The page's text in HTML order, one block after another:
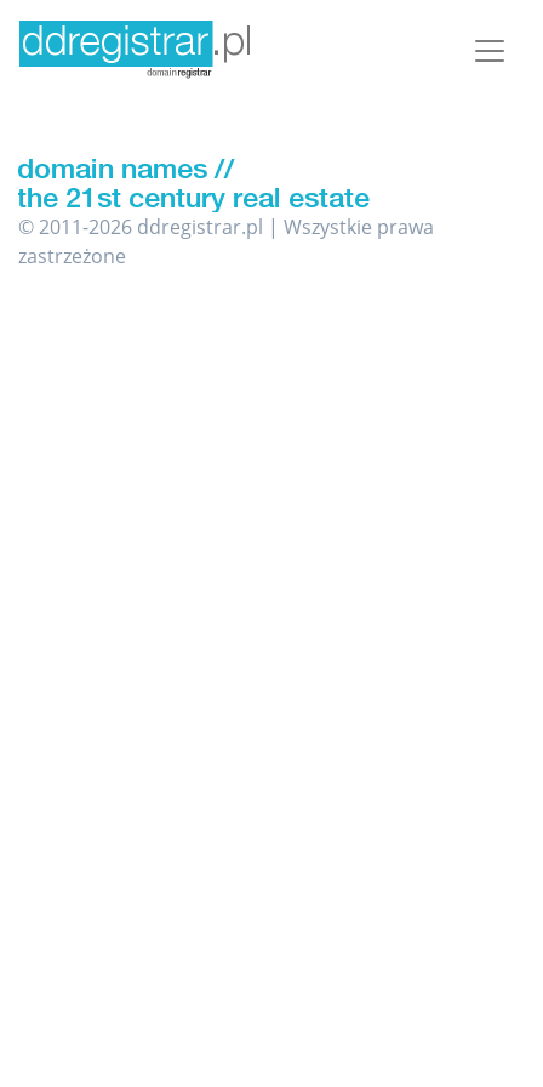
© 2011-2026 ddregistrar.pl | Wszystkie prawa
zastrzeżone